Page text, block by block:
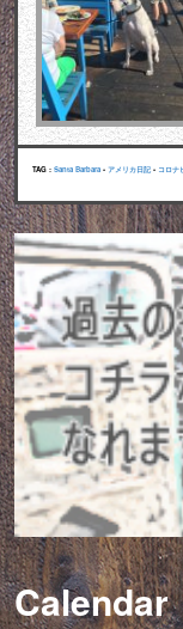
TAG : Santa Barbara • アメリカ日記 • コロナ
Calendar